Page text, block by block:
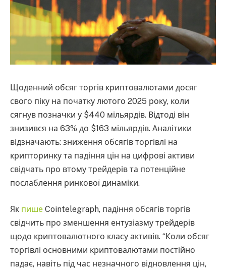
Щоденний обсяг торгів криптовалютами досяг
свого піку на початку лютого 2025 року, коли
сягнув позначки у $440 мільярдів. Відтоді він
знизився на 63% до $163 мільярдів. Аналітики
відзначають: зниження обсягів торгівлі на
крипторинку та падіння цін на цифрові активи
свідчать про втому трейдерів та потенційне
послаблення ринкової динаміки.
Як пише Cointelegraph, падіння обсягів торгів
свідчить про зменшення ентузіазму трейдерів
щодо криптовалютного класу активів. “Коли обсяг
торгівлі основними криптовалютами постійно
падає, навіть під час незначного відновлення цін,